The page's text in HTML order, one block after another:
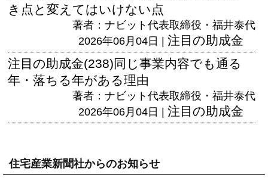
き点と変えてはいけない点
著者：ナビット代表取締役・福井泰代
2026年06月04日 | 注目の助成金
注目の助成金(238)同じ事業内容でも通る
年・落ちる年がある理由
著者：ナビット代表取締役・福井泰代
2026年06月04日 | 注目の助成金
住宅産業新聞社からのお知らせ